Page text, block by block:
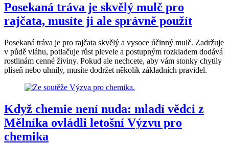
Posekaná tráva je skvělý mulč pro
rajčata, musíte ji ale správně použít
Posekaná tráva je pro rajčata skvělý a vysoce účinný mulč. Zadržuje
v půdě vláhu, potlačuje růst plevele a postupným rozkladem dodává
rostlinám cenné živiny. Pokud ale nechcete, aby vám stonky chytily
plíseň nebo uhnily, musíte dodržet několik základních pravidel.
Když chemie není nuda: mladí vědci z
Mělníka ovládli letošní Výzvu pro
chemika